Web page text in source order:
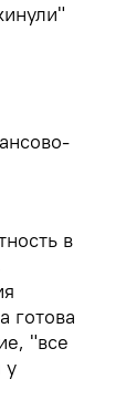
в
готова
"все
у